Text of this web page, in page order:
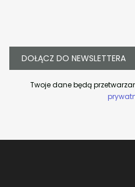
DOŁĄCZ DO NEWSLETTERA
Twoje dane będą